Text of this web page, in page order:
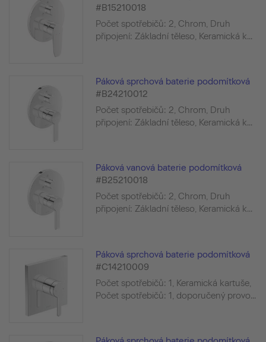
#B15210018
Počet spotřebičů: 2, Chrom, Druh
připojení: Základní těleso, Keramická k...
Páková sprchová baterie podomítková
#B24210012
Počet spotřebičů: 2, Chrom, Druh
připojení: Základní těleso, Keramická k...
Páková vanová baterie podomítková
#B25210018
Počet spotřebičů: 2, Chrom, Druh
připojení: Základní těleso, Keramická k...
Páková sprchová baterie podomítková
#C14210009
Počet spotřebičů: 1, Keramická kartuše,
Počet spotřebičů: 1, doporučený provo...